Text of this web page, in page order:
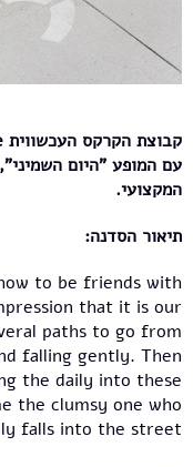
קבוצת הקרקס העכשווית La Mob à Sisyphe
עם המופע "היום
המקצועי.
תיאור הסדנה:
to be friends with
that it is our
paths to go from
falling gently. Then
the daily into these
the clumsy one who
falls into the street.